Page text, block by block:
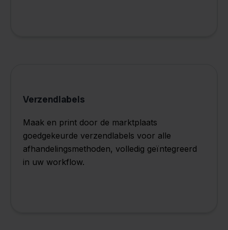
Verzendlabels
Maak en print door de marktplaats
goedgekeurde verzendlabels voor alle
afhandelingsmethoden, volledig geïntegreerd
in uw workflow.